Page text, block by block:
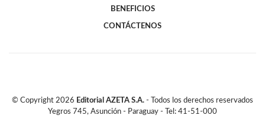
BENEFICIOS
CONTÁCTENOS
© Copyright 2026 Editorial AZETA S.A. - Todos los derechos reservados
Yegros 745, Asunción - Paraguay - Tel: 41-51-000